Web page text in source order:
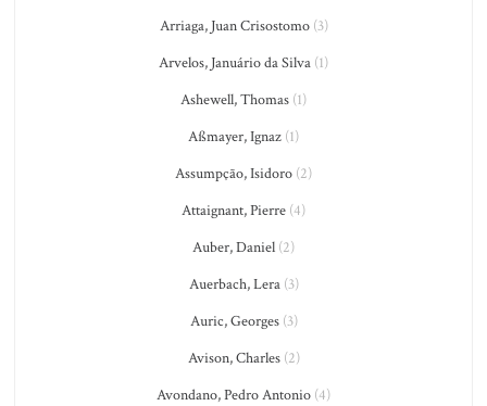
Arriaga, Juan Crisostomo(3)
Arvelos, Januário da Silva (1)
Ashewell, Thomas (1)
Aßmayer, Ignaz (1)
Assumpção, Isidoro (2)
Attaignant, Pierre (4)
Auber, Daniel (2)
Auerbach, Lera(3)
Auric, Georges(3)
Avison, Charles(2)
Avondano, Pedro Antonio (4)